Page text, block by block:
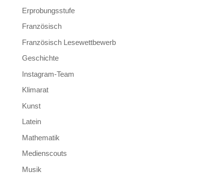
Erprobungsstufe
Französisch
Französisch Lesewettbewerb
Geschichte
Instagram-Team
Klimarat
Kunst
Latein
Mathematik
Medienscouts
Musik